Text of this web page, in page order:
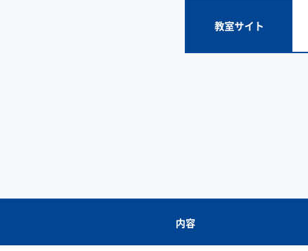
教室サイト
内容